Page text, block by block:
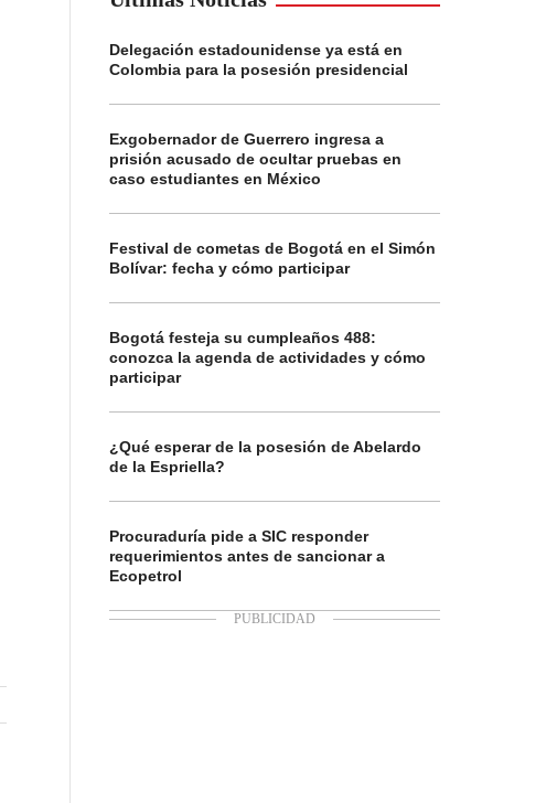
Delegación estadounidense ya está en
Colombia para la posesión presidencial
Exgobernador de Guerrero ingresa a
prisión acusado de ocultar pruebas en
caso estudiantes en México
Festival de cometas de Bogotá en el Simón
Bolívar: fecha y cómo participar
Bogotá festeja su cumpleaños 488:
conozca la agenda de actividades y cómo
participar
¿Qué esperar de la posesión de Abelardo
de la Espriella?
Procuraduría pide a SIC responder
requerimientos antes de sancionar a
Ecopetrol